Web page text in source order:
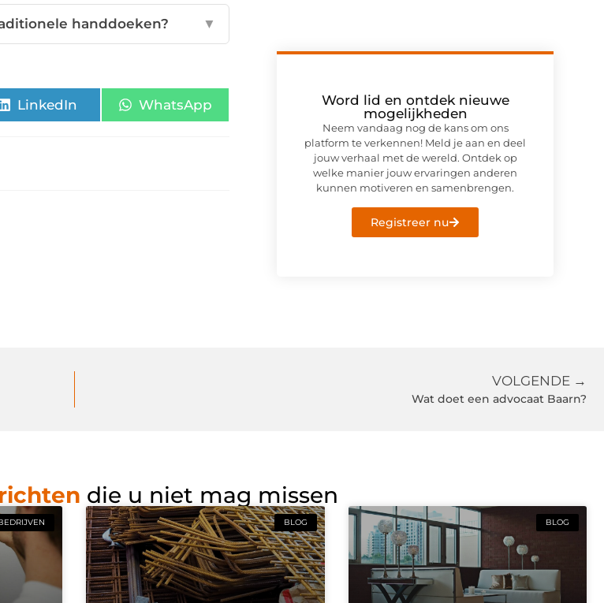
handdoeken? ▼
LinkedIn WhatsApp
Word lid en ontdek nieuwe
mogelijkheden
Neem vandaag nog de kans om ons
platform te verkennen! Meld je aan en deel
jouw verhaal met de wereld. Ontdek op
welke manier jouw ervaringen anderen
kunnen motiveren en samenbrengen.
Registreer nu
VOLGENDE →
Wat doet een advocaat Baarn?
die u niet mag missen
BLOG BLOG